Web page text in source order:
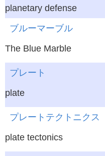
planetary defense
ブルーマーブル
The Blue Marble
プレート
plate
プレートテクトニクス
plate tectonics